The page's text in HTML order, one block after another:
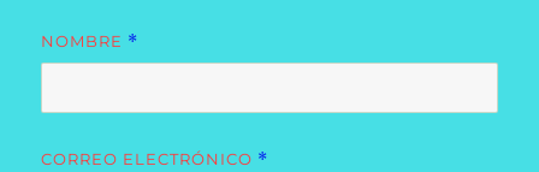
NOMBRE *
CORREO ELECTRÓNICO *